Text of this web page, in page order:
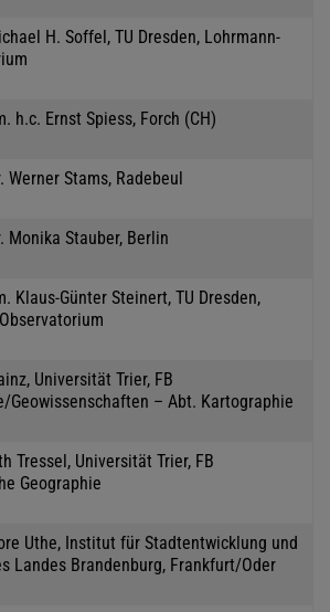
H. Soffel, TU Dresden, Lohrmann-
h.c. Ernst Spiess, Forch (CH)
Werner Stams, Radebeul
Monika Stauber, Berlin
Klaus-Günter Steinert, TU Dresden,
Universität Trier, FB
Geowissenschaften – Abt. Kartographie
Tressel, Universität Trier, FB
Geographie
Uthe, Institut für Stadtentwicklung und
Landes Brandenburg, Frankfurt/Oder